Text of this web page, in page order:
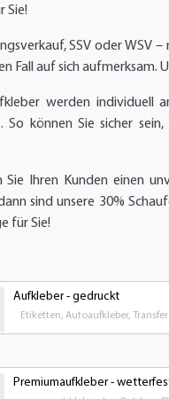
Sie!
SSV oder WSV
Fall auf sich aufmerksam.
werden individuell
So können Sie sicher
Sie Ihren Kunden einen
sind unsere 30%
für Sie!
Aufkleber - gedruckt
Etiketten, Autoaufkleber,
Premiumaufkleber -